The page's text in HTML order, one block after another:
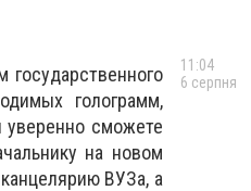
голограмм,
уверенно сможете
на новом
ВУЗа, а
11:04
6 серпня